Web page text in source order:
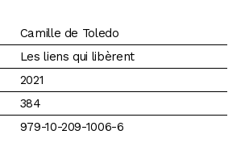
Camille de Toledo
Les liens qui libèrent
2021
384
979-10-209-1006-6